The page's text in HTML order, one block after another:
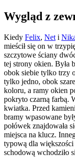
Wygląd z
Kiedy Felix, Net i
mieścił się on w
szczytowe ściany
tej strony okien. Była
obok siebie tylko trzy
tylko jedno, obok
koloru, a ramy okien
pokryto czarną farbą.
kwiatka. Przed
bramy wpasowane
połówek znajdowała
miejsca na klucz.
typową dla
schodową wchodziło